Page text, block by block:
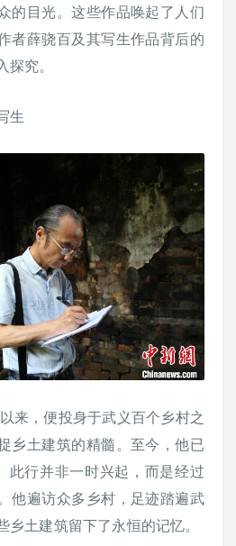
的目光。这些作品唤起了人们
者薛骁百及其写生作品背后的
究。
生
来，便投身于武义百个乡村之
乡土建筑的精髓。至今，他已
此行并非一时兴起，而是经过
他遍访众多乡村，足迹踏遍武
乡土建筑留下了永恒的记忆。